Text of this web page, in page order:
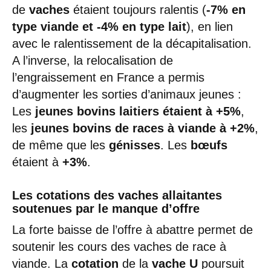
de vaches étaient toujours ralentis (-7% en
type viande et -4% en type lait), en lien
avec le ralentissement de la décapitalisation.
A l’inverse, la relocalisation de
l’engraissement en France a permis
d’augmenter les sorties d’animaux jeunes :
Les jeunes bovins laitiers étaient à +5%,
les jeunes bovins de races à viande à +2%,
de même que les génisses. Les bœufs
étaient à +3%.
Les cotations des vaches allaitantes
soutenues par le manque d’offre
La forte baisse de l’offre à abattre permet de
soutenir les cours des vaches de race à
viande. La cotation de la vache U poursuit